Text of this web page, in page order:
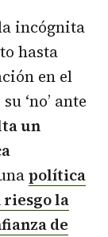
incógnita
hasta
en el
‘no’ ante
un
política
riesgo la
de